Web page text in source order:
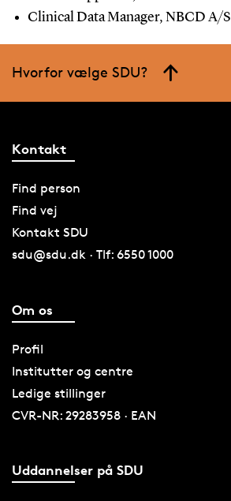
Clinical Data Manager, NBCD A/S
Hvorfor vælge SDU?
Kontakt
Find person
Find vej
Kontakt SDU
sdu@sdu.dk · Tlf: 6550 1000
Om os
Profil
Institutter og centre
Ledige stillinger
CVR-NR: 29283958 · EAN
Uddannelser på SDU